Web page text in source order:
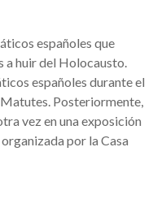
españoles que
a huir del Holocausto.
españoles durante el
Posteriormente,
vez en una exposición
por la Casa